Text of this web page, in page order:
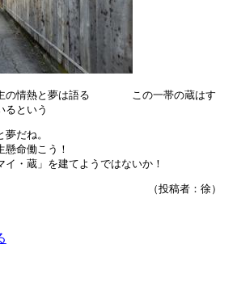
情熱と夢は語る この一帯の蔵はす
るという
だね。
命働こう！
・蔵」を建てようではないか！
（投稿者：徐）